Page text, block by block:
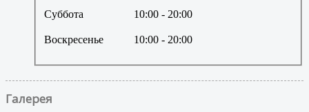
Суббота 10:00 - 20:00
Воскресенье 10:00 - 20:00
Галерея